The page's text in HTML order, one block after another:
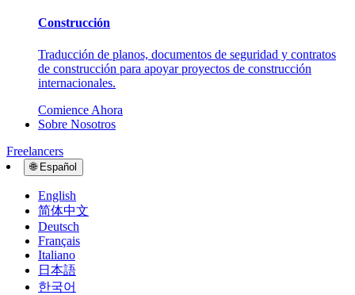
Construcción
Traducción de planos, documentos de seguridad y contratos
de construcción para apoyar proyectos de construcción
internacionales.
Comience Ahora
Sobre Nosotros
Freelancers
🌐 Español
English
简体中文
Deutsch
Français
Italiano
日本語
한국어